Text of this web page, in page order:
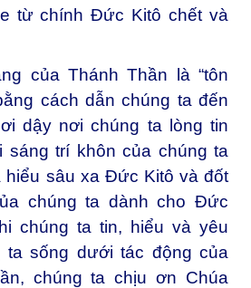
từ chính Đức Kitô chết và
của Thánh Thần là “tôn
cách dẫn chúng ta đến
dậy nơi chúng ta lòng tin
sáng trí khôn của chúng ta
hiểu sâu xa Đức Kitô và đốt
chúng ta dành cho Đức
chúng ta tin, hiểu và yêu
sống dưới tác động của
chúng ta chịu ơn Chúa